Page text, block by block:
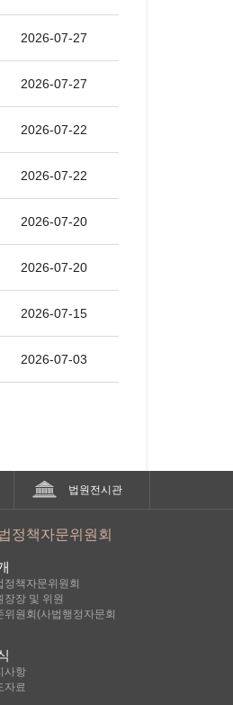
2026-07-27
2026-07-27
2026-07-22
2026-07-22
2026-07-20
2026-07-20
2026-07-15
2026-07-03
법원전시관
정책자문위원회
정책자문위원회
장장 및 위원
위원회(사법행정자문회
사항
자료